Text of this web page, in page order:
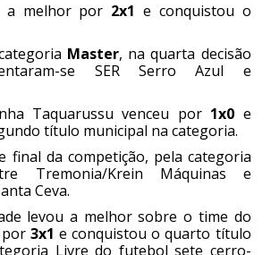
a melhor por 2x1 e conquistou o
Master, na quarta decisão
se SER Serro Azul e
Taquarussu venceu por 1x0 e
título municipal na categoria.
final da competição, pela categoria
Tremonia/Krein Máquinas e
Ceva.
levou a melhor sobre o time do
3x1 e conquistou o quarto título
Livre do futebol sete cerro-